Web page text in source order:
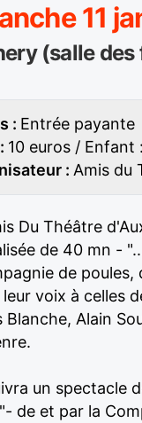
11
(salle des
: Entrée payante
10 euros / Enfant
: Amis du
Du Théâtre
de 40 mn -
de poules,
voix à celles
Blanche, Alain
un spectacle
de et par la